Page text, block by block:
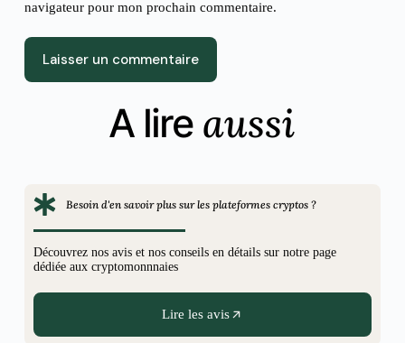
navigateur pour mon prochain commentaire.
Laisser un commentaire
A lire aussi
Besoin d'en savoir plus sur les plateformes cryptos ?
Découvrez nos avis et nos conseils en détails sur notre page
dédiée aux cryptomonnnaies
Lire les avis